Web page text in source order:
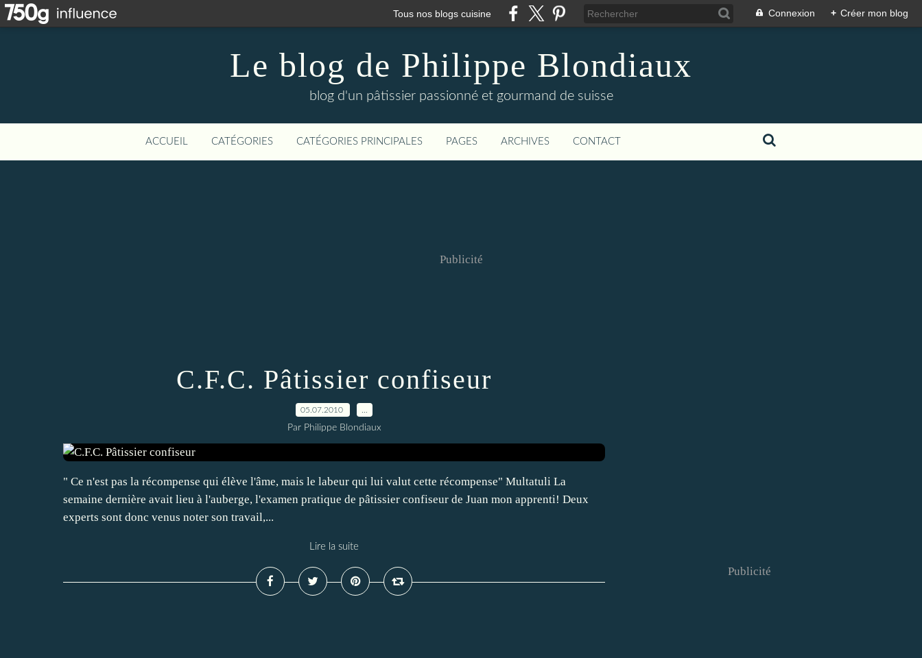
Tous nos blogs cuisine Connexion + Créer mon blog
Le blog de Philippe Blondiaux
blog d'un pâtissier passionné et gourmand de suisse
ACCUEIL CATÉGORIES CATÉGORIES PRINCIPALES PAGES ARCHIVES CONTACT
Publicité
C.F.C. Pâtissier confiseur
05.07.2010
Par Philippe Blondiaux
" Ce n'est pas la récompense qui élève l'âme, mais le labeur qui lui valut cette récompense" Multatuli La
semaine dernière avait lieu à l'auberge, l'examen pratique de pâtissier confiseur de Juan mon apprenti! Deux
experts sont donc venus noter son travail,...
Lire la suite
Publicité